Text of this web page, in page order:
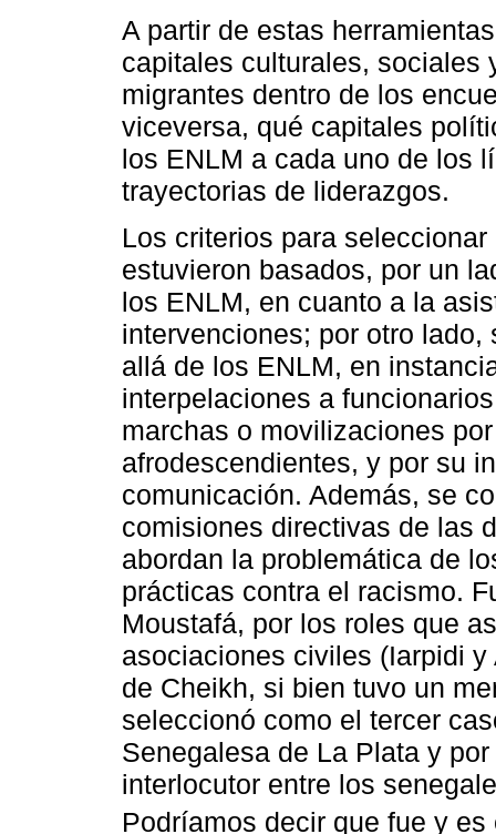
A partir de estas
capitales culturales, sociales
migrantes dentro de los
viceversa, qué capitales
los ENLM a cada uno de los
trayectorias de liderazgos.
Los criterios para
estuvieron basados, por un
los ENLM, en cuanto a la
intervenciones; por otro
allá de los ENLM, en
interpelaciones a
marchas o movilizaciones
afrodescendientes, y por su
comunicación. Además, se
comisiones directivas de las
abordan la problemática de
prácticas contra el racismo.
Moustafá, por los roles que
asociaciones civiles (Iarpidi
de Cheikh, si bien tuvo un
seleccionó como el tercer
Senegalesa de La Plata y
interlocutor entre los
Podríamos decir que fue y es